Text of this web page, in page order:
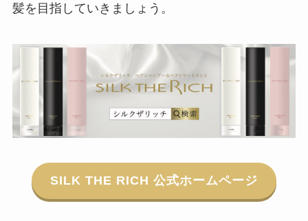
髪を目指していきましょう。
SILK THE RICH 公式ホームページ